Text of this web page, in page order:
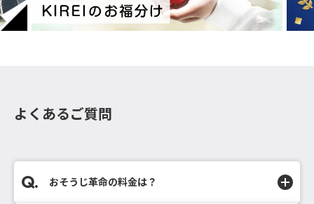
よくあるご質問
おそうじ革命の料金は？